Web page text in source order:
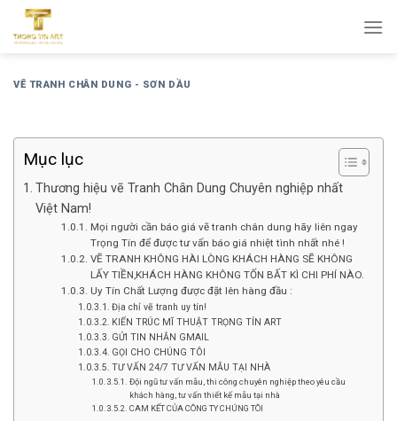
qua
dungVẼ TRANH CHÂN DUNG - SƠN DẦU
Mục lục
Thương hiệu vẽ Tranh Chân Dung Chuyên nghiệp nhất
Việt Nam!
Mọi người cần báo giá vẽ tranh chân dung hãy liên ngay
Trọng Tín để được tư vấn báo giá nhiệt tình nhất nhé !
VẼ TRANH KHÔNG HÀI LÒNG KHÁCH HÀNG SẼ KHÔNG
LẤY TIỀN,KHÁCH HÀNG KHÔNG TỐN BẤT KÌ CHI PHÍ NÀO.
Uy Tín Chất Lượng được đặt lên hàng đầu :
Địa chỉ vẽ tranh uy tín!
KIẾN TRÚC MĨ THUẬT TRỌNG TÍN ART
GỬI TIN NHẮN GMAIL
GỌI CHO CHÚNG TÔI
TƯ VẤN 24/7 TƯ VẤN MẪU TẠI NHÀ
Đội ngũ tư vấn mẫu, thi công chuyên nghiệp theo yêu cầu
khách hàng, tư vấn thiết kế mẫu tại nhà
CAM KẾT CỦA CÔNG TY CHÚNG TÔI